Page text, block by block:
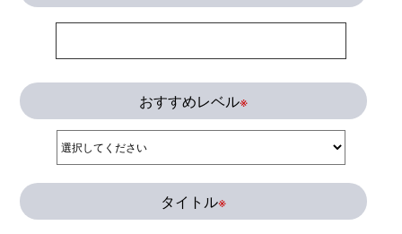
おすすめレベル※
タイトル※